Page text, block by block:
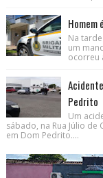
Homem
Na
um
ocorreu
Pedrito
Um
sábado, na Rua Júlio
em Dom Pedrito....